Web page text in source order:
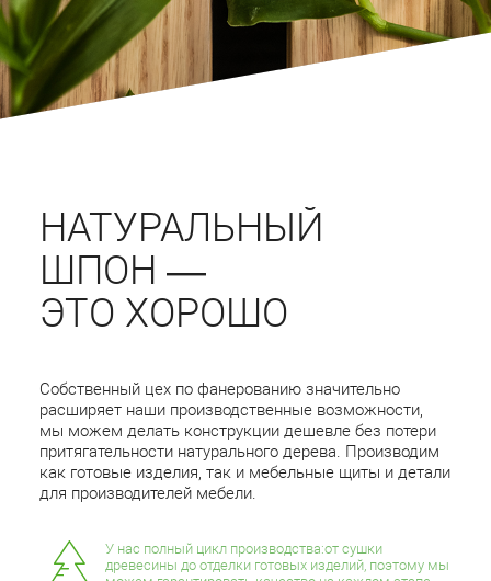
НАТУРАЛЬНЫЙ
ШПОН —
ЭТО ХОРОШО
Собственный цех по фанерованию значительно
расширяет наши производственные возможности,
мы можем делать конструкции дешевле без потери
притягательности натурального дерева. Производим
как готовые изделия, так и мебельные щиты и детали
для производителей мебели.
У нас полный цикл производства:от сушки
древесины до отделки готовых изделий, поэтому мы